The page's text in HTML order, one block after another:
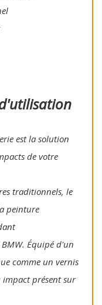
est la solution
de votre
traditionnels, le
peinture
Équipé d'un
comme un vernis
présent sur